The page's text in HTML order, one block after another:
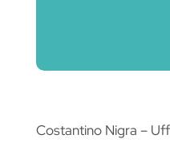
Costantino Nigra –